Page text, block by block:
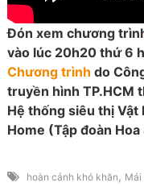
Đón xem chương
vào lúc 20h20 thứ 6
Chương trình do
truyền hình TP.HCM
Hệ thống siêu thị Vật
Home (Tập đoàn Hoa
hoàn cảnh khó khăn , Mái